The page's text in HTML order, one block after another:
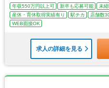
年収550万円以上可 新卒も応募可能 未
産休・育休取得実績有り
駅チカ 店舗数
WEB面接OK
求人の詳細を見る